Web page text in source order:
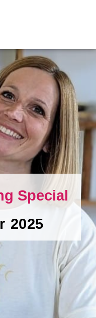
Special
2025